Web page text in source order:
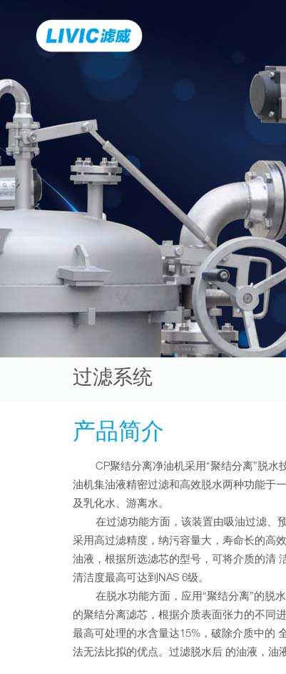
过滤系统
产品简介
CP聚结分离净油机采用“聚结分离”脱水
油机集油液精密过滤和高效脱水两种功能于
及乳化水、游离水。
在过滤功能方面，该装置由吸油过滤、预
采用高过滤精度，纳污容量大，寿命长的高
油液，根据所选滤芯的型号，可将介质的清
清洁度最高可达到NAS 6级。
在脱水功能方面，应用“聚结分离”的脱水
的聚结分离滤芯，根据介质表面张力的不同
最高可处理的水含量达15%，破除介质中的
法无法比拟的优点。过滤脱水后 的油液，油